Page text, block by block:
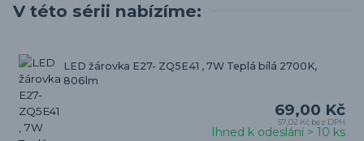
V této sérii nabízíme:
LED žárovka E27- ZQ5E41 , 7W Teplá bílá 2700K,
806lm
69,00 Kč
57,02 Kč bez DPH
Ihned k odeslání > 10 ks